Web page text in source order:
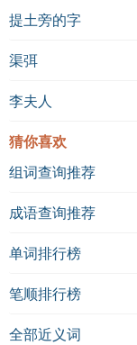
提土旁的字
渠弭
李夫人
猜你喜欢
组词查询推荐
成语查询推荐
单词排行榜
笔顺排行榜
全部近义词